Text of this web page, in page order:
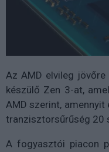
Az AMD elvileg
készülő Zen 3-at,
AMD szerint,
tranzisztorsűrűség 20
A fogyasztói piacon